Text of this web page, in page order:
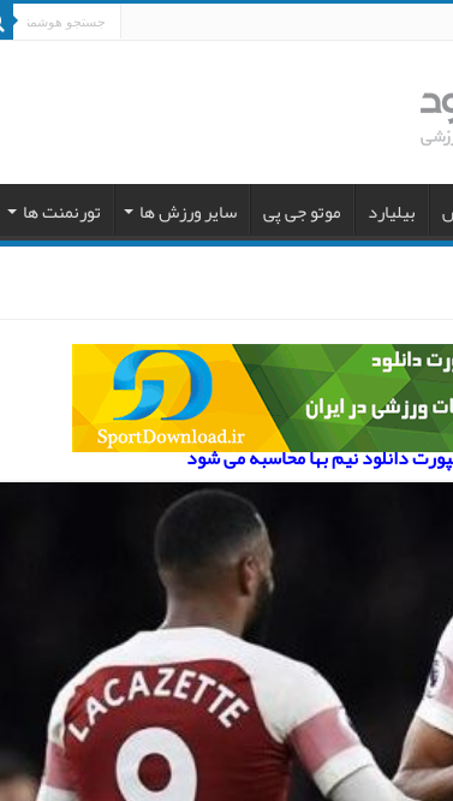
بیلیارد موتو جی پی سایر ورزش ها تورنمنت ها
دانلود نیم بها محاسبه می شود